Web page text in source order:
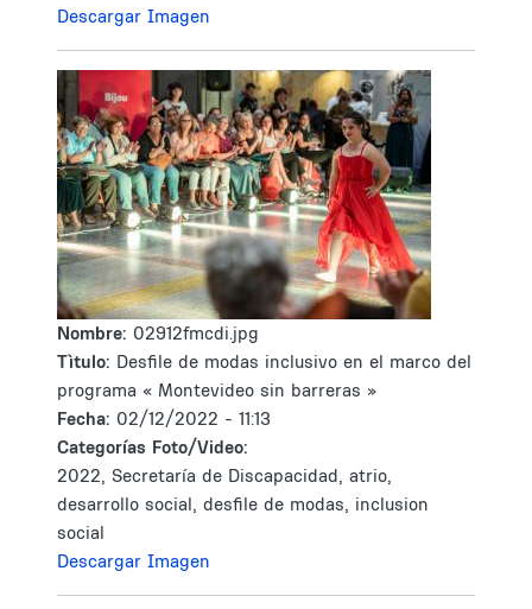
Descargar Imagen
Nombre: 02912fmcdi.jpg
Tìtulo: Desfile de modas inclusivo en el marco del
programa « Montevideo sin barreras »
Fecha: 02/12/2022 - 11:13
Categorías Foto/Video:
2022, Secretaría de Discapacidad, atrio,
desarrollo social, desfile de modas, inclusion
social
Descargar Imagen